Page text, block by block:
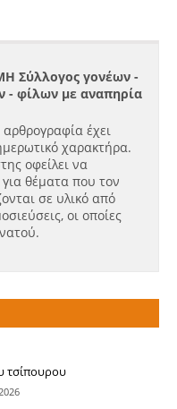
Σύλλογος γονέων -
- φίλων με αναπηρία
έχει
χαρακτήρα.
οφείλει να
θέματα που τον
σε υλικό από
οι οποίες
τσίπουρου